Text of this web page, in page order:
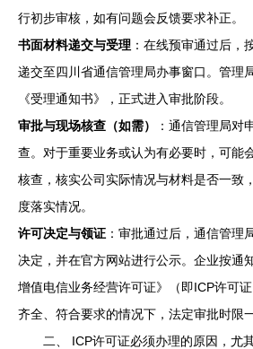
行初步审核，如有问题会反馈要求补正。
书面材料递交与受理 ：在线预审通过后，
递交至四川省通信管理局办事窗口。管理
《受理通知书》，正式进入审批阶段。
审批与现场核查（如需）
：通信管理局对
查。对于重要业务或认为有必要时，可能
核查，核实公司实际情况与材料是否一致
度落实情况。
许可决定与领证 ：审批通过后，通信管理
决定，并在官方网站进行公示。企业按通
增值电信业务经营许可证》（即ICP许可
齐全、符合要求的情况下，法定审批时限
二、 ICP许可证必须办理的原因，尤